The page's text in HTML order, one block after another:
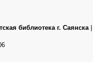
библиотека г. Саянска